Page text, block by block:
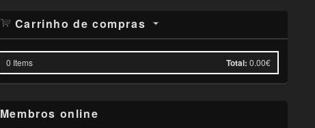
Carrinho de compras
0 Items Total: 0.00€
Membros online